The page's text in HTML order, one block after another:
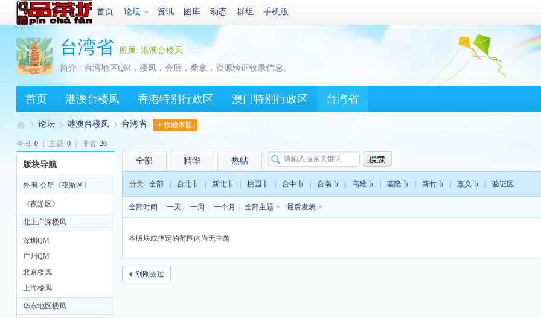
首页 论坛 资讯 图库 动态 群组 手机版
台湾省
所属: 港澳台楼凤
简介 : 台湾地区QM，楼凤，会所，桑拿，资源验证收录信息。
首页 港澳台楼凤 香港特别行政区 澳门特别行政区 台湾省
Q
M
»
论坛
›
港澳台楼凤
›
台湾省 + 收藏本版
今日: 0 主题: 0 排名: 26
版块导航
外围·会所《夜游区》
《夜游区》
北上广深楼凤
深圳QM
广州QM
北京楼凤
上海楼凤
华东地区楼凤
全部 精华 热帖
分类: 全部 台北市 新北市 桃园市 台中市 台南市 高雄市 基隆市 新竹市 嘉义市 验证区
全部时间 一天 一周 一个月 全部主题 最后发表
本版块或指定的范围内尚无主题
刚刚去过